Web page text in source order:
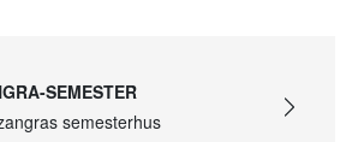
SEMESTER
semesterhus